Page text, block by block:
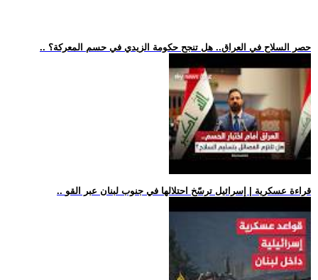
.. حصر السلاح في العراق.. هل تنجح حكومة الزيدي في حسم المعركة؟
.. قراءة عسكرية | إسرائيل ترسّخ احتلالها في جنوب لبنان عبر القو